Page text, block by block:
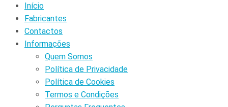
Início
Fabricantes
Contactos
Informações
Quem Somos
Política de Privacidade
Política de Cookies
Termos e Condições